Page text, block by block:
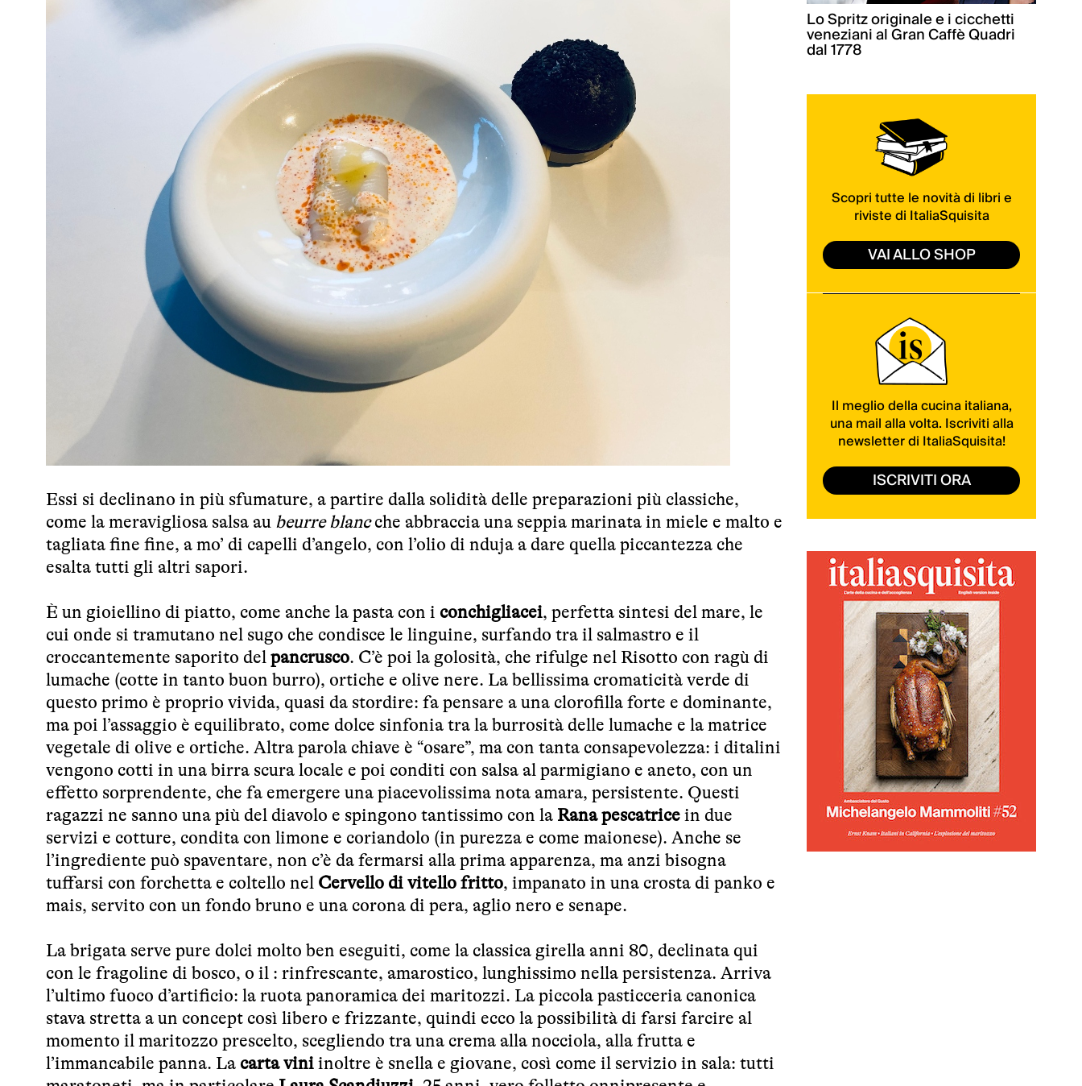
Essi si declinano in più sfumature, a partire dalla solidità delle preparazioni più classiche,
come la meravigliosa salsa au beurre blancche abbraccia una seppia marinata in miele e malto e
tagliata fine fine, a mo’ di capelli d’angelo, con l’olio di nduja a dare quella piccantezza che
esalta tutti gli altri sapori.
È un gioiellino di piatto, come anche la pasta con i conchigliacei, perfetta sintesi del mare, le
cui onde si tramutano nel sugo che condisce le linguine, surfando tra il salmastro e il
croccantemente saporito del pancrusco. C’è poi la golosità, che rifulge nel Risotto con ragù di
lumache (cotte in tanto buon burro), ortiche e olive nere. La bellissima cromaticità verde di
questo primo è proprio vivida, quasi da stordire: fa pensare a una clorofilla forte e dominante,
ma poi l’assaggio è equilibrato, come dolce sinfonia tra la burrosità delle lumache e la matrice
vegetale di olive e ortiche. Altra parola chiave è “osare”, ma con tanta consapevolezza: i ditalini
vengono cotti in una birra scura locale e poi conditi con salsa al parmigiano e aneto, con un
effetto sorprendente, che fa emergere una piacevolissima nota amara, persistente. Questi
ragazzi ne sanno una più del diavolo e spingono tantissimo con la Rana pescatrice in due
servizi e cotture, condita con limone e coriandolo (in purezza e come maionese). Anche se
l’ingrediente può spaventare, non c’è da fermarsi alla prima apparenza, ma anzi bisogna
tuffarsi con forchetta e coltello nel Cervello di vitello fritto, impanato in una crosta di panko e
mais, servito con un fondo bruno e una corona di pera, aglio nero e senape.
La brigata serve pure dolci molto ben eseguiti, come la classica girella anni 80, declinata qui
con le fragoline di bosco, o il : rinfrescante, amarostico, lunghissimo nella persistenza. Arriva
l’ultimo fuoco d’artificio: la ruota panoramica dei maritozzi. La piccola pasticceria canonica
stava stretta a un concept così libero e frizzante, quindi ecco la possibilità di farsi farcire al
momento il maritozzo prescelto, scegliendo tra una crema alla nocciola, alla frutta e
l’immancabile panna. La carta vini inoltre è snella e giovane, così come il servizio in sala: tutti
Lo Spritz originale e i cicchetti
veneziani al Gran Caffè Quadri
dal 1778
Scopri tutte le novità di libri e
riviste di ItaliaSquisita
VAI ALLO SHOP
Il meglio della cucina italiana,
una mail alla volta. Iscriviti alla
newsletter di ItaliaSquisita!
ISCRIVITI ORA